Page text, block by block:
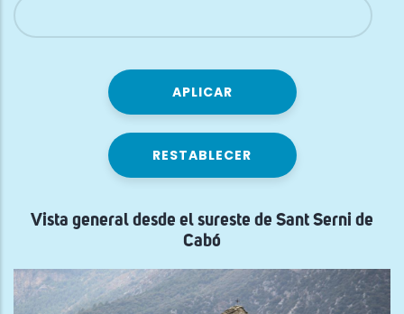
Vista general desde el sureste de Sant Serni de
Cabó